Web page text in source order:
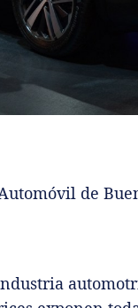
de